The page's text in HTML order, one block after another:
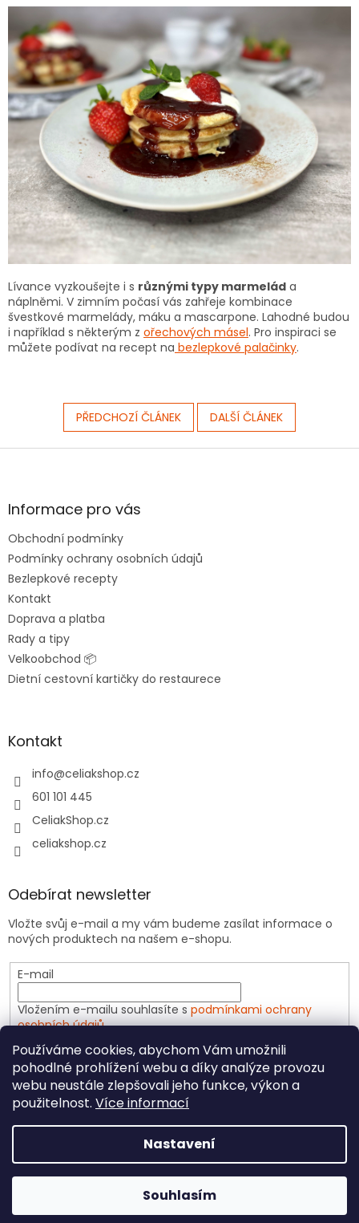
Používáme cookies, abychom Vám umožnili
pohodlné prohlížení webu a díky analýze provozu
webu neustále zlepšovali jeho funkce, výkon a
použitelnost. Více informací
Nastavení
Souhlasím
Lívance vyzkoušejte i s různými typy marmelád a
náplněmi. V zimním počasí vás zahřeje kombinace
švestkové marmelády, máku a mascarpone. Lahodné budou
i například s některým z ořechových másel. Pro inspiraci se
můžete podívat na recept na bezlepkové palačinky.
PŘEDCHOZÍ ČLÁNEK DALŠÍ ČLÁNEK
Z
aInformace pro vás
Obchodní podmínky
Podmínky ochrany osobních údajů
Bezlepkové recepty
Kontakt
Doprava a platba
Rady a tipy
Velkoobchod 📦
Dietní cestovní kartičky do restaurece
Kontakt
info@celiakshop.cz
601 101 445
CeliakShop.cz
celiakshop.cz
Odebírat newsletter
Vložte svůj e-mail a my vám budeme zasílat informace o
nových produktech na našem e-shopu.
E-mail
Vložením e-mailu souhlasíte s podmínkami ochrany
osobních údajů
PŘIHLÁSIT SE
Copyright 2026CeliakShop.cz. Všechna práva
vyhrazena.